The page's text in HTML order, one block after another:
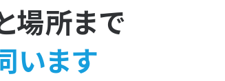
場所まで
います